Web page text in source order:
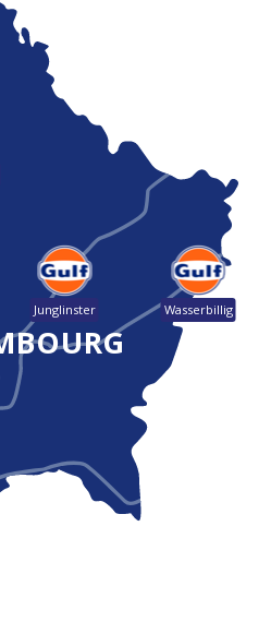
Wasserbillig
Junglinster